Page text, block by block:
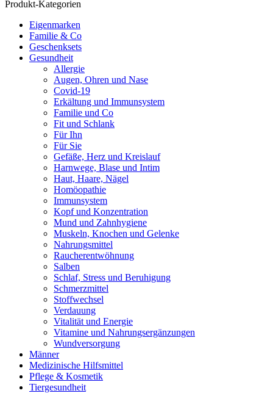
Produkt-Kategorien
Eigenmarken
Familie & Co
Geschenksets
Gesundheit
Allergie
Augen, Ohren und Nase
Covid-19
Erkältung und Immunsystem
Familie und Co
Fit und Schlank
Für Ihn
Für Sie
Gefäße, Herz und Kreislauf
Harnwege, Blase und Intim
Haut, Haare, Nägel
Homöopathie
Immunsystem
Kopf und Konzentration
Mund und Zahnhygiene
Muskeln, Knochen und Gelenke
Nahrungsmittel
Raucherentwöhnung
Salben
Schlaf, Stress und Beruhigung
Schmerzmittel
Stoffwechsel
Verdauung
Vitalität und Energie
Vitamine und Nahrungsergänzungen
Wundversorgung
Männer
Medizinische Hilfsmittel
Pflege & Kosmetik
Tiergesundheit